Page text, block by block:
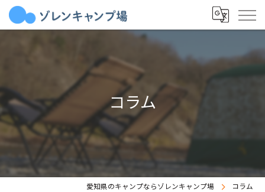
コラム
愛知県のキャンプならゾレンキャンプ場 コラム